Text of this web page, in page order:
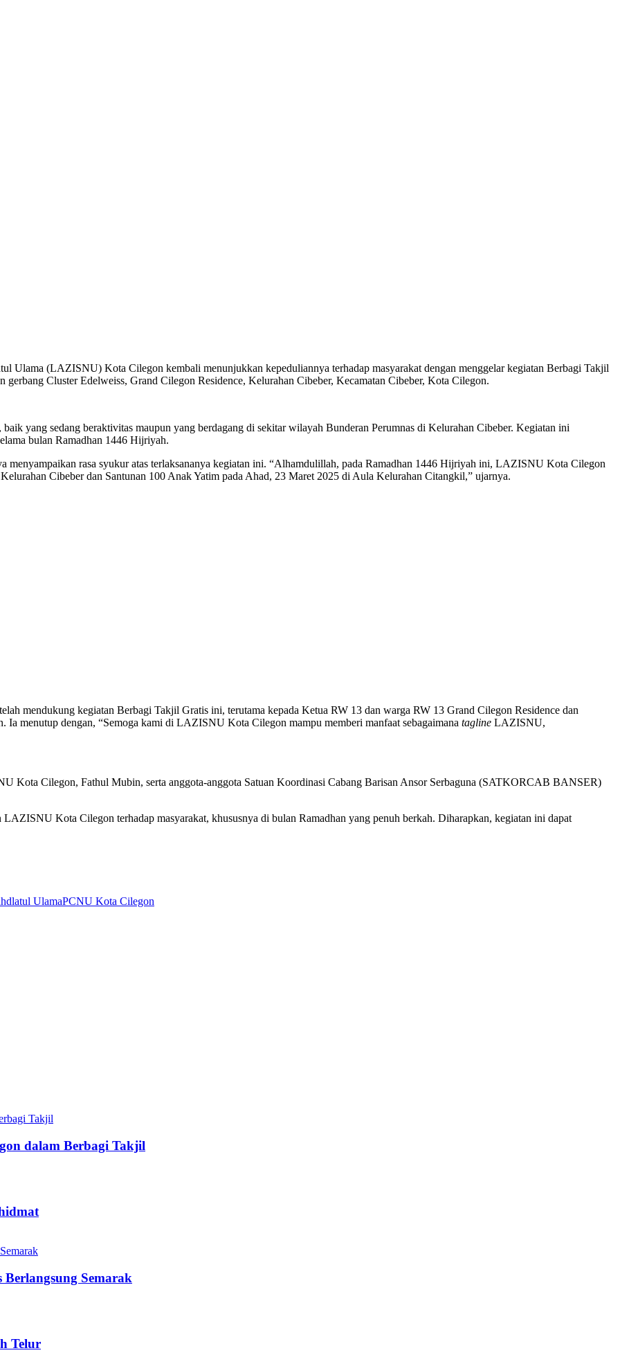
Ulama (LAZISNU) Kota Cilegon kembali menunjukkan kepeduliannya terhadap masyarakat dengan menggelar kegiatan Berbagi Takjil
Cluster Edelweiss, Grand Cilegon Residence, Kelurahan Cibeber, Kecamatan Cibeber, Kota Cilegon.
yang sedang beraktivitas maupun yang berdagang di sekitar wilayah Bunderan Perumnas di Kelurahan Cibeber. Kegiatan ini
bulan Ramadhan 1446 Hijriyah.
rasa syukur atas terlaksananya kegiatan ini. “Alhamdulillah, pada Ramadhan 1446 Hijriyah ini, LAZISNU Kota Cilegon
Cibeber dan Santunan 100 Anak Yatim pada Ahad, 23 Maret 2025 di Aula Kelurahan Citangkil,” ujarnya.
mendukung kegiatan Berbagi Takjil Gratis ini, terutama kepada Ketua RW 13 dan warga RW 13 Grand Cilegon Residence dan
menutup dengan, “Semoga kami di LAZISNU Kota Cilegon mampu memberi manfaat sebagaimana tagline LAZISNU,
Kota Cilegon, Fathul Mubin, serta anggota-anggota Satuan Koordinasi Cabang Barisan Ansor Serbaguna (SATKORCAB BANSER)
Kota Cilegon terhadap masyarakat, khususnya di bulan Ramadhan yang penuh berkah. Diharapkan, kegiatan ini dapat
UlamaPCNU Kota Cilegon
dalam Berbagi Takjil
Semarak
Telur